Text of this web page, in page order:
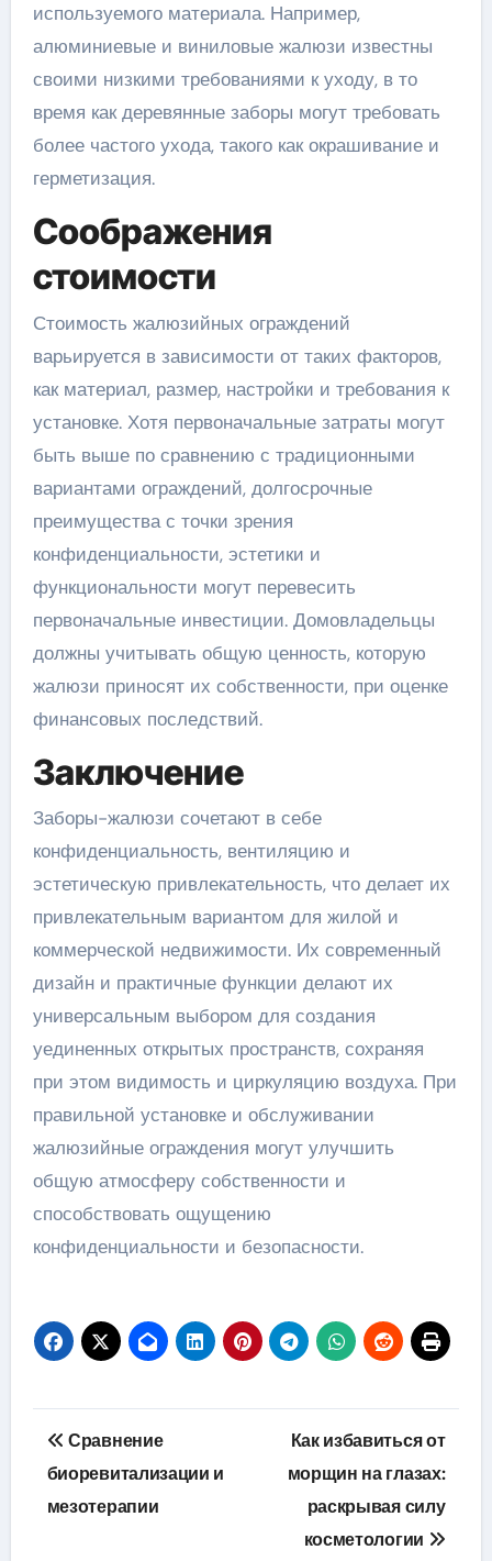
используемого материала. Например,
алюминиевые и виниловые жалюзи известны
своими низкими требованиями к уходу, в то
время как деревянные заборы могут требовать
более частого ухода, такого как окрашивание и
герметизация.
Соображения
стоимости
Стоимость жалюзийных ограждений
варьируется в зависимости от таких факторов,
как материал, размер, настройки и требования к
установке. Хотя первоначальные затраты могут
быть выше по сравнению с традиционными
вариантами ограждений, долгосрочные
преимущества с точки зрения
конфиденциальности, эстетики и
функциональности могут перевесить
первоначальные инвестиции. Домовладельцы
должны учитывать общую ценность, которую
жалюзи приносят их собственности, при оценке
финансовых последствий.
Заключение
Заборы-жалюзи сочетают в себе
конфиденциальность, вентиляцию и
эстетическую привлекательность, что делает их
привлекательным вариантом для жилой и
коммерческой недвижимости. Их современный
дизайн и практичные функции делают их
универсальным выбором для создания
уединенных открытых пространств, сохраняя
при этом видимость и циркуляцию воздуха. При
правильной установке и обслуживании
жалюзийные ограждения могут улучшить
общую атмосферу собственности и
способствовать ощущению
конфиденциальности и безопасности.
Навигация
по
записям
Сравнение
биоревитализации и
мезотерапии
Как избавиться от
морщин на глазах:
раскрывая силу
косметологии